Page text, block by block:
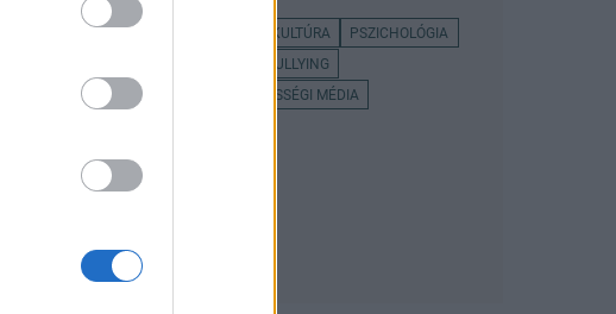
ÉLETMÓD KULTÚRA
PSZICHOLÓGIA
BULLYING
GLAMOUR PLUSZ
KÖZÖSSÉGI MÉDIA